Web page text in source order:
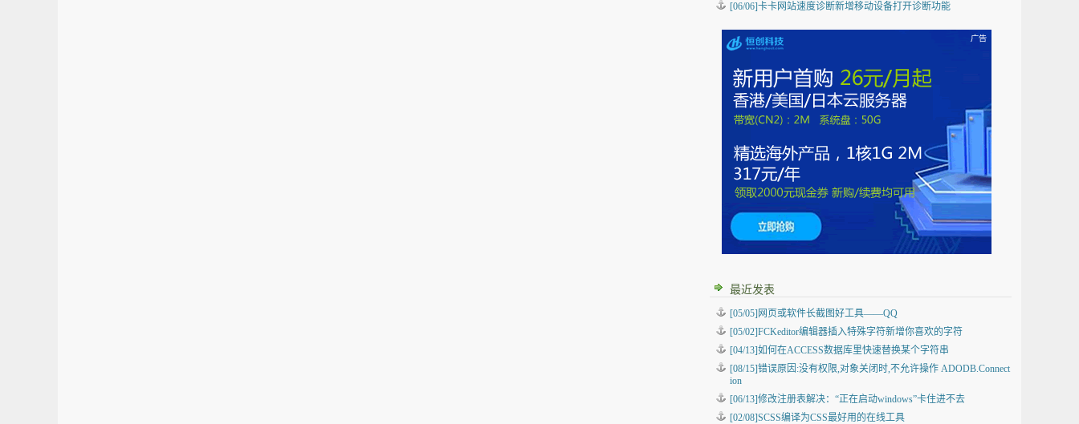
[06/06]卡卡网站速度诊断新增移动设备打开诊断功能
最近发表
[05/05] 网页或软件长截图好工具——QQ
[05/02]FCKeditor编辑器插入特殊字符新增你喜欢的字符
[04/13]如何在ACCESS数据库里快速替换某个字符串
[08/15]错误原因:没有权限,对象关闭时,不允许操作 ADODB.Connect
ion
[06/13]修改注册表解决：“正在启动windows”卡住进不去
[02/08]SCSS编译为CSS最好用的在线工具